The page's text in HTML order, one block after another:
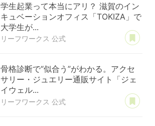
学生起業って本当にアリ？ 滋賀のイン
キュベーションオフィス「TOKIZA」で
大学生が...
リーフワークス 公式
骨格診断で“似合う”がわかる。アクセ
サリー・ジュエリー通販サイト「ジェ
イウェル...
リーフワークス 公式